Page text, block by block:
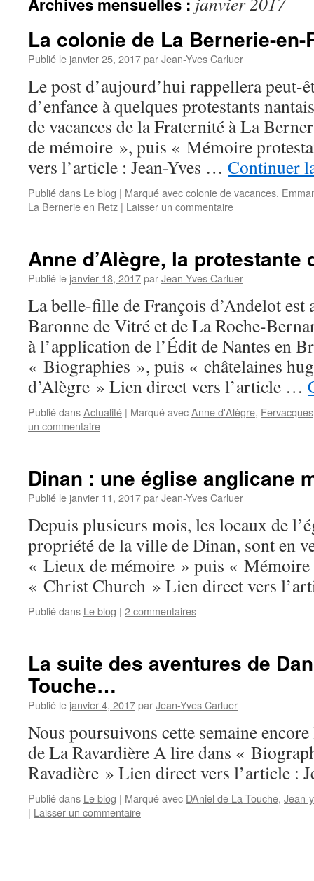
La colonie de La Bernerie-en-
Publié le janvier 25, 2017parJean-Yves Carluer
Le post d’aujourd’hui rappellera peut-
d’enfance à quelques protestants
de vacances de la Fraternité à La
de mémoire », puis « Mémoire
vers l’article : Jean-Yves … Continuer
Publié dans Le blog | Marqué aveccolonie de vacances,
La Bernerie en Retz | Laisser un commentaire
Anne d’Alègre, la
Publié le janvier 18, 2017parJean-Yves Carluer
La belle-fille de François d’Andelot est
Baronne de Vitré et de La Roche-
à l’application de l’Édit de Nantes en
« Biographies », puis « châtelaines
d’Alègre » Lien direct vers l’article …
Publié dansActualité | Marqué avecAnne d'Alègre, Fervacques
un commentaire
Dinan : une église anglicane
Publié le janvier 11, 2017parJean-Yves Carluer
Depuis plusieurs mois, les locaux de
propriété de la ville de Dinan, sont en
« Lieux de mémoire » puis « Mémoire
« Christ Church » Lien direct vers
Publié dans Le blog | 2 commentaires
La suite des aventures de
Touche…
Publié le janvier 4, 2017parJean-Yves Carluer
Nous poursuivons cette semaine
de La Ravardière A lire dans «
Ravadière » Lien direct vers l’article :
Publié dans Le blog | Marqué avec DAniel de La Touche, Jean-
| Laisser un commentaire